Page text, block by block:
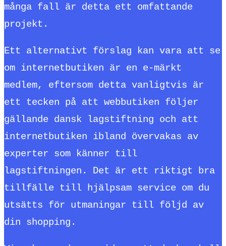
många fall är detta ett omfattande
projekt.
Ett alternativt förslag kan vara att se
om internetbutiken är en e-märkt
medlem, eftersom detta vanligtvis är
ett tecken på att webbutiken följer
gällande dansk lagstiftning och att
internetbutiken ibland övervakas av
experter som känner till
lagstiftningen. Det är ett riktigt bra
tillfälle till hjälpsam service om du
utsätts för utmaningar till följd av
din shopping.